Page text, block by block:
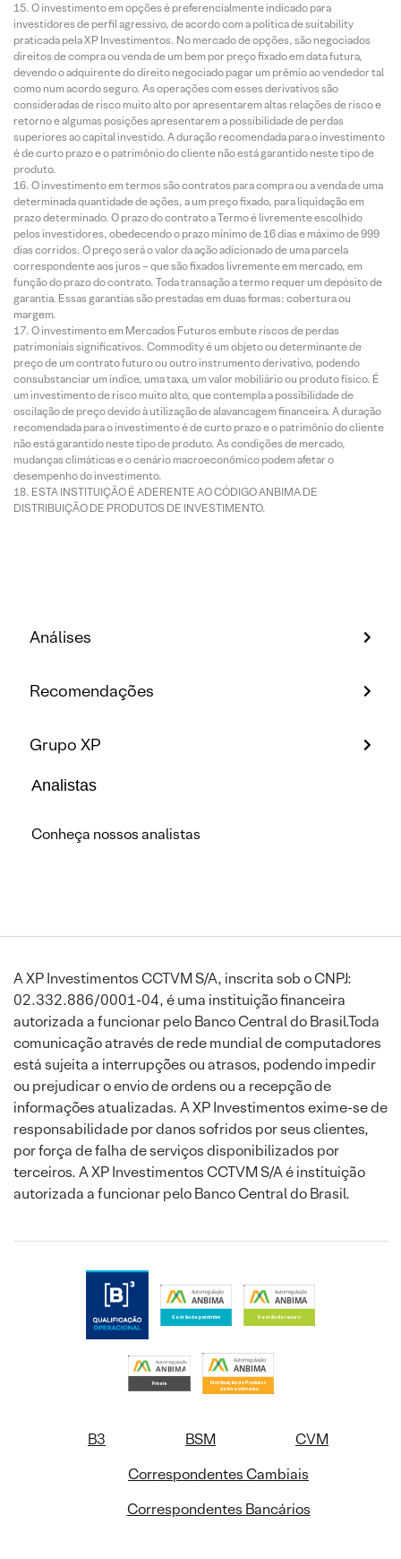
O investimento em opções é preferencialmente indicado para
investidores de perfil agressivo, de acordo com a política de suitability
praticada pela XP Investimentos. No mercado de opções, são negociados
direitos de compra ou venda de um bem por preço fixado em data futura,
devendo o adquirente do direito negociado pagar um prêmio ao vendedor tal
como num acordo seguro. As operações com esses derivativos são
consideradas de risco muito alto por apresentarem altas relações de risco e
retorno e algumas posições apresentarem a possibilidade de perdas
superiores ao capital investido. A duração recomendada para o investimento
é de curto prazo e o patrimônio do cliente não está garantido neste tipo de
produto.
O investimento em termos são contratos para compra ou a venda de uma
determinada quantidade de ações, a um preço fixado, para liquidação em
prazo determinado. O prazo do contrato a Termo é livremente escolhido
pelos investidores, obedecendo o prazo mínimo de 16 dias e máximo de 999
dias corridos. O preço será o valor da ação adicionado de uma parcela
correspondente aos juros – que são fixados livremente em mercado, em
função do prazo do contrato. Toda transação a termo requer um depósito de
garantia. Essas garantias são prestadas em duas formas: cobertura ou
margem.
O investimento em Mercados Futuros embute riscos de perdas
patrimoniais significativos. Commodity é um objeto ou determinante de
preço de um contrato futuro ou outro instrumento derivativo, podendo
consubstanciar um índice, uma taxa, um valor mobiliário ou produto físico. É
um investimento de risco muito alto, que contempla a possibilidade de
oscilação de preço devido à utilização de alavancagem financeira. A duração
recomendada para o investimento é de curto prazo e o patrimônio do cliente
não está garantido neste tipo de produto. As condições de mercado,
mudanças climáticas e o cenário macroeconômico podem afetar o
desempenho do investimento.
ESTA INSTITUIÇÃO É ADERENTE AO CÓDIGO ANBIMA DE
DISTRIBUIÇÃO DE PRODUTOS DE INVESTIMENTO.
Análises
Recomendações
Grupo XP
Analistas
Conheça nossos analistas
A XP Investimentos CCTVM S/A, inscrita sob o CNPJ:
02.332.886/0001-04, é uma instituição financeira
autorizada a funcionar pelo Banco Central do Brasil.Toda
comunicação através de rede mundial de computadores
está sujeita a interrupções ou atrasos, podendo impedir
ou prejudicar o envio de ordens ou a recepção de
informações atualizadas. A XP Investimentos exime-se de
responsabilidade por danos sofridos por seus clientes,
por força de falha de serviços disponibilizados por
terceiros. A XP Investimentos CCTVM S/A é instituição
autorizada a funcionar pelo Banco Central do Brasil.
B3 BSM
CVM
Correspondentes Cambiais
Correspondentes Bancários